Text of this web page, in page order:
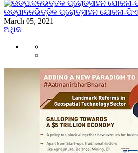
ଉତ୍ପାଦନଭିତ୍ତିକ ପ୍ରୋତ୍ସାହନ ଯୋଜନା-
March 05, 2021
ଅଧିକ